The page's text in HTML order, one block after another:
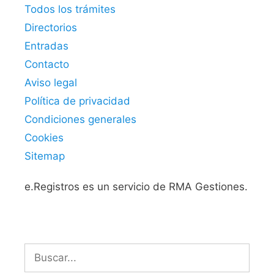
Todos los trámites
Directorios
Entradas
Contacto
Aviso legal
Política de privacidad
Condiciones generales
Cookies
Sitemap
e.Registros es un servicio de RMA Gestiones.
Buscar: